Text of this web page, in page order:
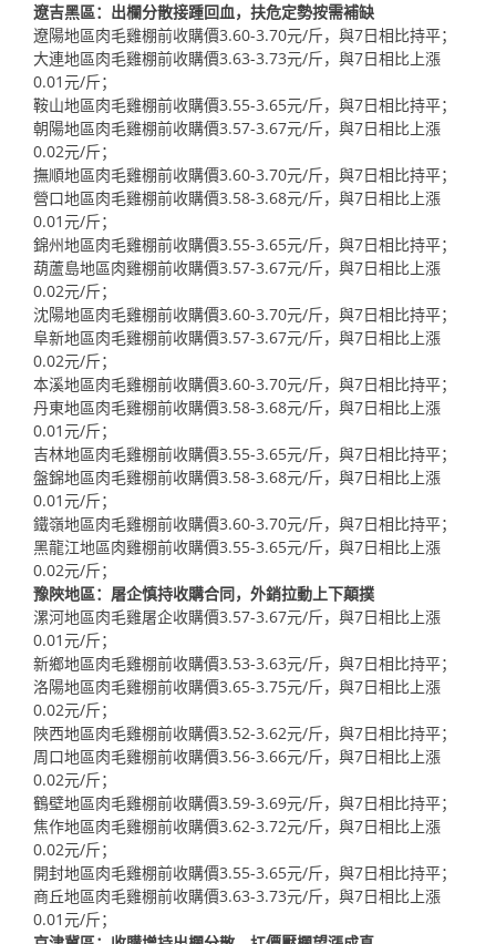
遼吉黑區：出欄分散接踵回血，扶危定勢按需補缺
遼陽地區肉毛雞棚前收購價3.60-3.70元/斤，與7日相比持平；
大連地區肉毛雞棚前收購價3.63-3.73元/斤，與7日相比上漲
0.01元/斤；
鞍山地區肉毛雞棚前收購價3.55-3.65元/斤，與7日相比持平；
朝陽地區肉毛雞棚前收購價3.57-3.67元/斤，與7日相比上漲
0.02元/斤；
撫順地區肉毛雞棚前收購價3.60-3.70元/斤，與7日相比持平；
營口地區肉毛雞棚前收購價3.58-3.68元/斤，與7日相比上漲
0.01元/斤；
錦州地區肉毛雞棚前收購價3.55-3.65元/斤，與7日相比持平；
葫蘆島地區肉雞棚前收購價3.57-3.67元/斤，與7日相比上漲
0.02元/斤；
沈陽地區肉毛雞棚前收購價3.60-3.70元/斤，與7日相比持平；
阜新地區肉毛雞棚前收購價3.57-3.67元/斤，與7日相比上漲
0.02元/斤；
本溪地區肉毛雞棚前收購價3.60-3.70元/斤，與7日相比持平；
丹東地區肉毛雞棚前收購價3.58-3.68元/斤，與7日相比上漲
0.01元/斤；
吉林地區肉毛雞棚前收購價3.55-3.65元/斤，與7日相比持平；
盤錦地區肉毛雞棚前收購價3.58-3.68元/斤，與7日相比上漲
0.01元/斤；
鐵嶺地區肉毛雞棚前收購價3.60-3.70元/斤，與7日相比持平；
黑龍江地區肉雞棚前收購價3.55-3.65元/斤，與7日相比上漲
0.02元/斤；
豫陜地區：屠企慎持收購合同，外銷拉動上下顛撲
漯河地區肉毛雞屠企收購價3.57-3.67元/斤，與7日相比上漲
0.01元/斤；
新鄉地區肉毛雞棚前收購價3.53-3.63元/斤，與7日相比持平；
洛陽地區肉毛雞棚前收購價3.65-3.75元/斤，與7日相比上漲
0.02元/斤；
陜西地區肉毛雞棚前收購價3.52-3.62元/斤，與7日相比持平；
周口地區肉毛雞棚前收購價3.56-3.66元/斤，與7日相比上漲
0.02元/斤；
鶴壁地區肉毛雞棚前收購價3.59-3.69元/斤，與7日相比持平；
焦作地區肉毛雞棚前收購價3.62-3.72元/斤，與7日相比上漲
0.02元/斤；
開封地區肉毛雞棚前收購價3.55-3.65元/斤，與7日相比持平；
商丘地區肉毛雞棚前收購價3.63-3.73元/斤，與7日相比上漲
0.01元/斤；